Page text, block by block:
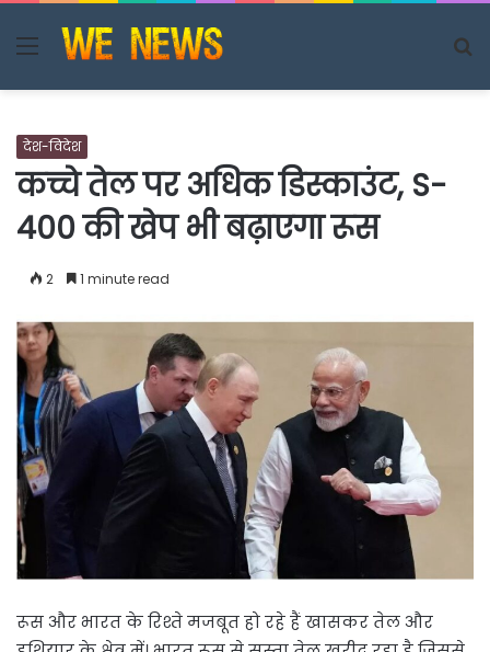
Menu
देश-विदेश
कच्चे तेल पर अधिक डिस्काउंट, S-
400 की खेप भी बढ़ाएगा रूस
2 1 minute read
रूस और भारत के रिश्ते मजबूत हो रहे हैं खासकर तेल और